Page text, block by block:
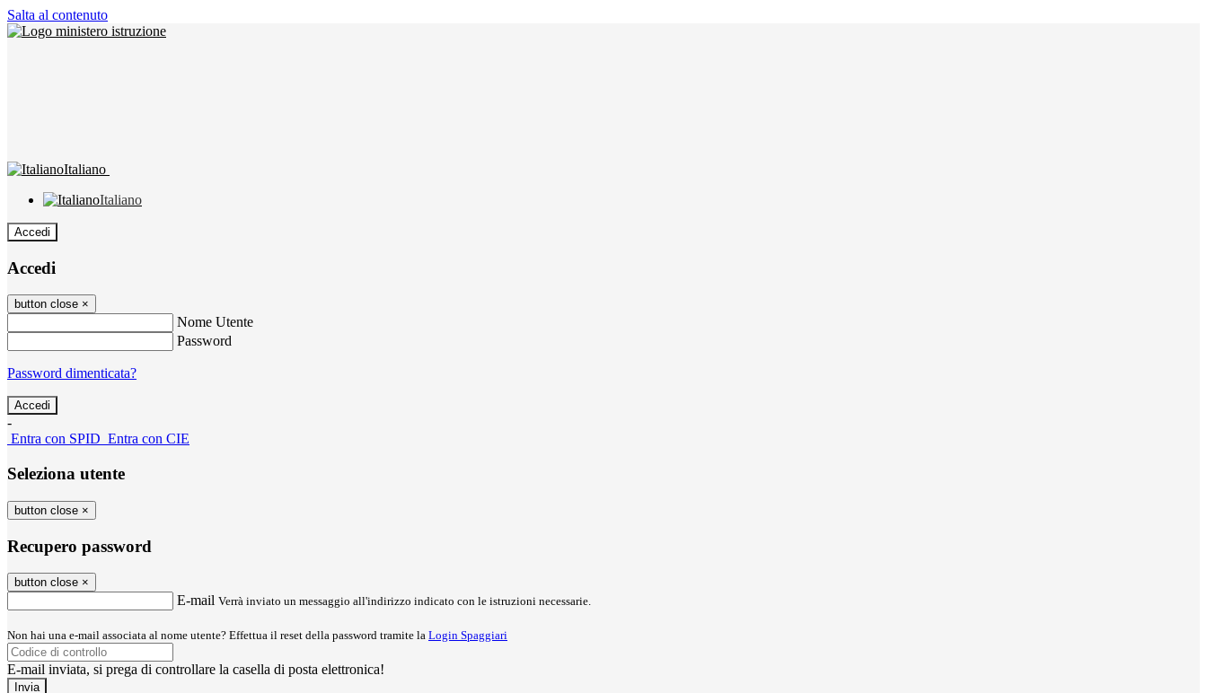
Salta al contenuto
Italiano
Italiano
Accedi
Accedi
button close ×
Nome Utente
Password
Password dimenticata?
-
Entra con SPID Entra con CIE
Seleziona utente
button close ×
Recupero password
button close ×
E-mail Verrà inviato un messaggio all'indirizzo indicato con le istruzioni necessarie.
Non hai una e-mail associata al nome utente? Effettua il reset della password tramite la Login Spaggiari
E-mail inviata, si prega di controllare la casella di posta elettronica!